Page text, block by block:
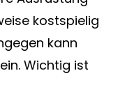
kostspielig
kann
Wichtig ist